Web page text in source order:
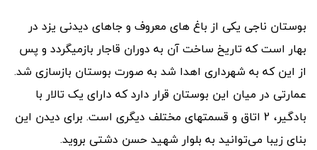
بوستان ناجی یکی از باغ های معروف و جاهای دیدنی یزد در
بهار است که تاریخ ساخت آن به دوران قاجار بازمیگردد و پس
از این که به شهرداری اهدا شد به صورت بوستان بازسازی شد.
عمارتی در میان این بوستان قرار دارد که دارای یک تالار با
بادگیر، 2 اتاق و قسمتهای مختلف دیگری است. برای دیدن این
بنای زیبا می‌توانید به بلوار شهید حسن دشتی بروید.